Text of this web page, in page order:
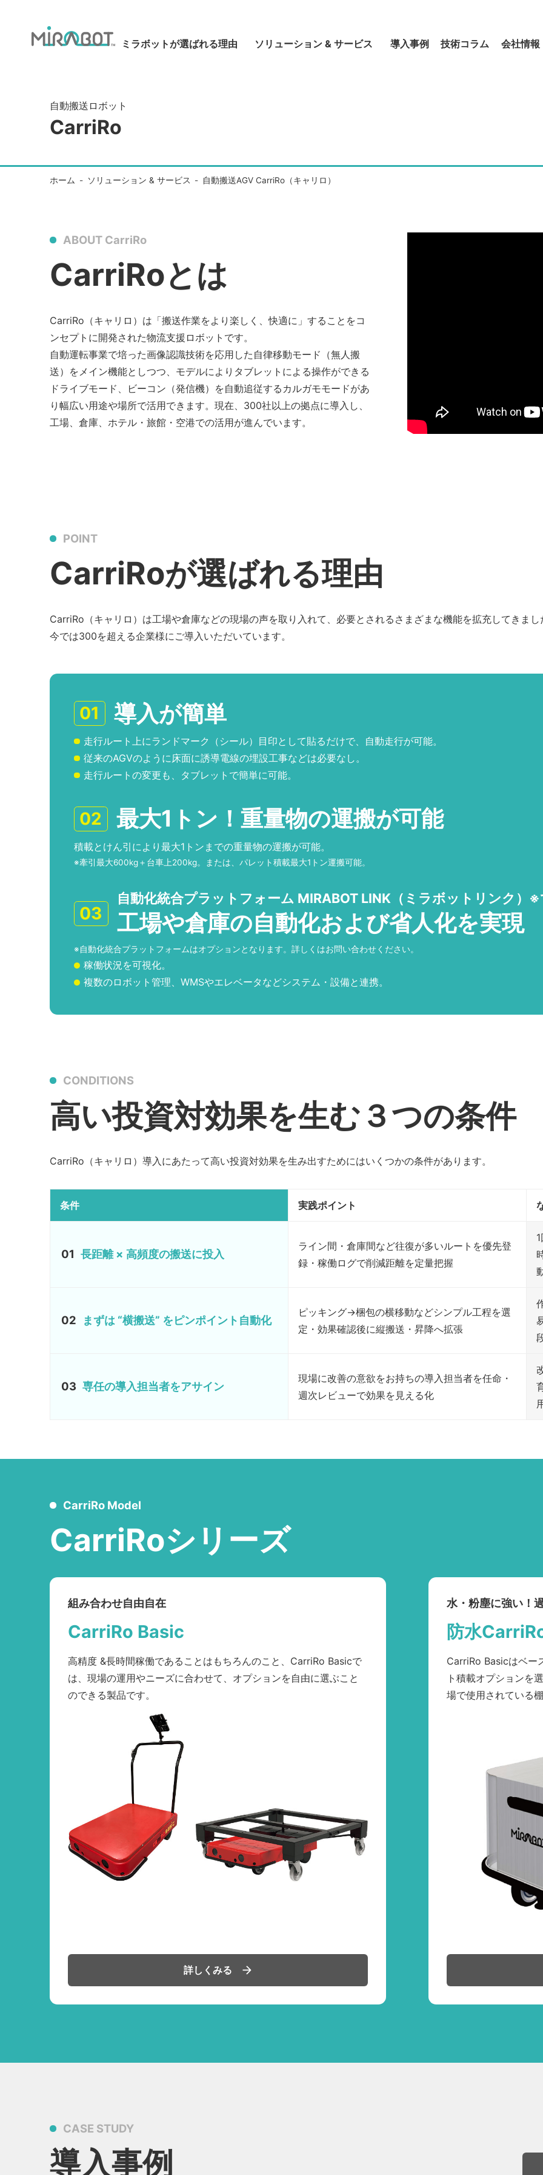
内容をスキップ
ミラボットが選ばれる理由
ソリューション & サービス 導入事例 技術コラム 会社情報
自動搬送ロボット
CarriRo
ホーム ソリューション & サービス 自動搬送AGV CarriRo（キャリロ）
ABOUT CarriRo
CarriRoとは
CarriRo（キャリロ）は「搬送作業をより楽しく、快適に」することをコ
ンセプトに開発された物流支援ロボットです。
自動運転事業で培った画像認識技術を応用した自律移動モード（無人搬
送）をメイン機能としつつ、モデルによりタブレットによる操作ができる
ドライブモード、ビーコン（発信機）を自動追従するカルガモモードがあ
り幅広い用途や場所で活用できます。現在、300社以上の拠点に導入し、
工場、倉庫、ホテル・旅館・空港での活用が進んでいます。
POINT
CarriRoが選ばれる理由
CarriRo（キャリロ）は工場や倉庫などの現場の声を取り入れて、必要とされるさまざまな機能を拡充してきまし
今では300を超える企業様にご導入いただいています。
01 導入が簡単
走行ルート上にランドマーク（シール）目印として貼るだけで、自動走行が可能。
従来のAGVのように床面に誘導電線の埋設工事などは必要なし。
走行ルートの変更も、タブレットで簡単に可能。
02 最大1トン！重量物の運搬が可能
積載とけん引により最大1トンまでの重量物の運搬が可能。
※牽引最大600kg＋台車上200kg。または、パレット積載最大1トン運搬可能。
03
自動化統合プラットフォーム MIRABOT LINK（ミラボットリンク）
工場や倉庫の自動化および省人化を実現
※自動化統合プラットフォームはオプションとなります。詳しくはお問い合わせください。
稼働状況を可視化。
複数のロボット管理、WMSやエレベータなどシステム・設備と連携。
CONDITIONS
高い投資対効果を生む３つの条件
CarriRo（キャリロ）導入にあたって高い投資対効果を生み出すためにはいくつかの条件があります。
条件 実践ポイント
01 長距離 × 高頻度の搬送に投入
ライン間・倉庫間など往復が多いルートを優先登
録・稼働ログで削減距離を定量把握
02 まずは “横搬送” をピンポイント自動化
ピッキング→梱包の横移動などシンプル工程を選
定・効果確認後に縦搬送・昇降へ拡張
03 専任の導入担当者をアサイン
現場に改善の意欲をお持ちの導入担当者を任命・
週次レビューで効果を見える化
CarriRo Model
CarriRoシリーズ
組み合わせ自由自在
CarriRo Basic
高精度 &長時間稼働であることはもちろんのこと、CarriRo Basicで
は、現場の運用やニーズに合わせて、オプションを自由に選ぶこと
のできる製品です。
詳しくみる
水・粉塵に強い！
防水
CarriRo Basicはベー
ト積載オプションを
場で使用されている
CASE STUDY
導入事例